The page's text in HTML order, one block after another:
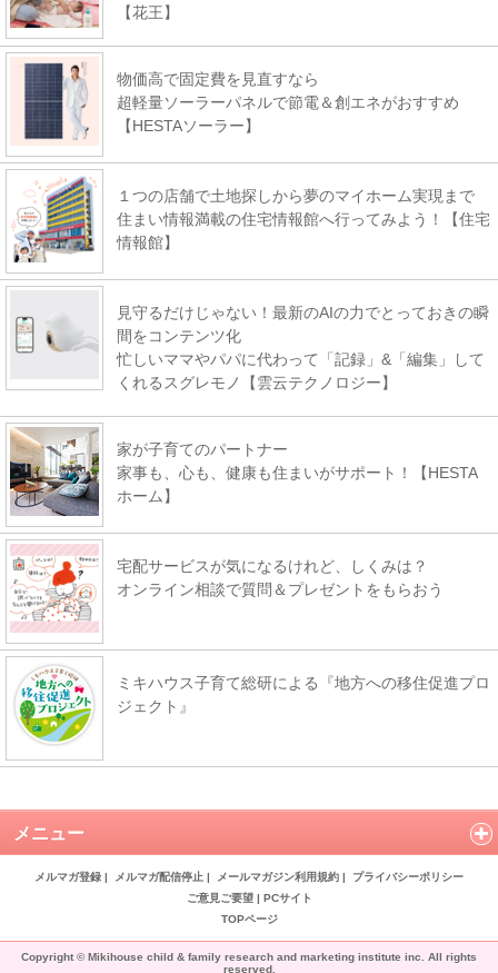
【花王】
物価高で固定費を見直すなら
超軽量ソーラーパネルで節電＆創エネがおすすめ
【HESTAソーラー】
１つの店舗で土地探しから夢のマイホーム実現まで
住まい情報満載の住宅情報館へ行ってみよう！【住宅
情報館】
見守るだけじゃない！最新のAIの力でとっておきの瞬
間をコンテンツ化
忙しいママやパパに代わって「記録」&「編集」して
くれるスグレモノ【雲云テクノロジー】
家が子育てのパートナー
家事も、心も、健康も住まいがサポート！【HESTA
ホーム】
宅配サービスが気になるけれど、しくみは？
オンライン相談で質問＆プレゼントをもらおう
ミキハウス子育て総研による『地方への移住促進プロ
ジェクト』
メニュー
メルマガ登録 | メルマガ配信停止 | メールマガジン利用規約 | プライバシーポリシー
ご意見ご要望| PCサイト
TOPページ
Copyright © Mikihouse child & family research and marketing institute inc. All rights
reserved.